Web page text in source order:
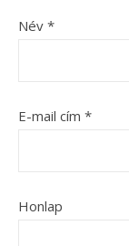
Név *
E-mail cím *
Honlap